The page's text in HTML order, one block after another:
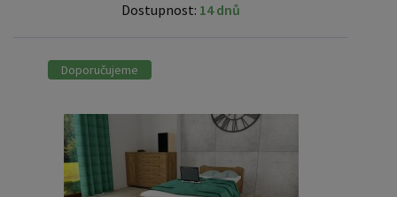
Dostupnost: 14 dnů
Doporučujeme